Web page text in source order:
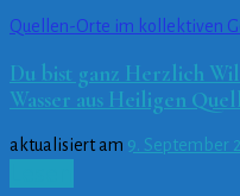
Quellen-Orte im kollektiven
Du bist ganz Herzlich
Wasser aus Heiligen
aktualisiert am 9. September